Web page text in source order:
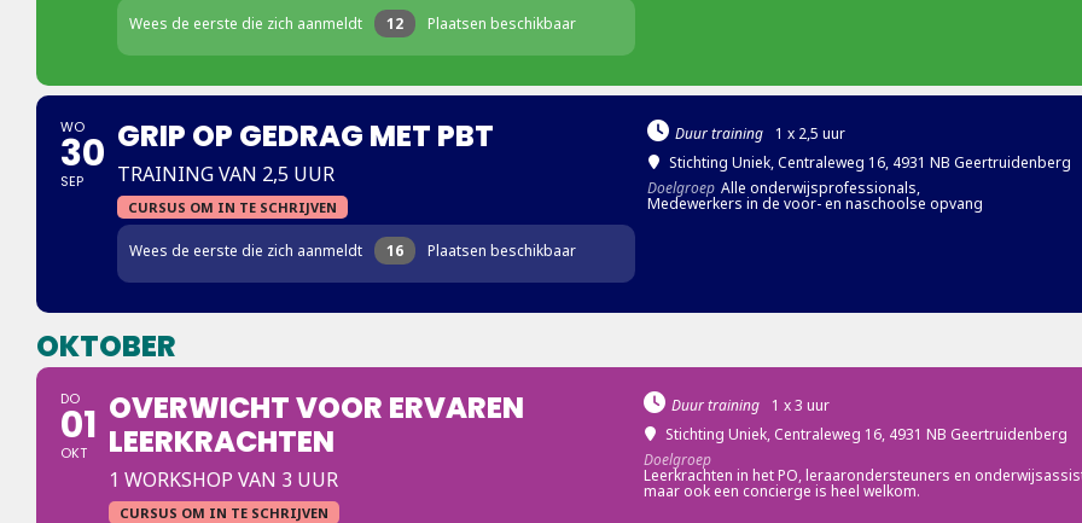
Wees de eerste die zich aanmeldt 12 Plaatsen beschikbaar
WO
30
SEP
GRIP OP GEDRAG MET PBT
TRAINING VAN 2,5 UUR
CURSUS OM IN TE SCHRIJVEN
Wees de eerste die zich aanmeldt 16 Plaatsen beschikbaar
Duur training
1 x 2,5 uur
Stichting Uniek, Centraleweg 16, 4931 NB Geertruidenberg
Doelgroep Alle onderwijsprofessionals,
Medewerkers in de voor- en naschoolse opvang
OKTOBER
DO
01
OKT
OVERWICHT VOOR ERVAREN
LEERKRACHTEN
1 WORKSHOP VAN 3 UUR
CURSUS OM IN TE SCHRIJVEN
Duur training
1 x 3 uur
Stichting Uniek, Centraleweg 16, 4931 NB Geertruidenberg
Doelgroep
Leerkrachten in het PO, leraarondersteuners en
maar ook een concierge is heel welkom.